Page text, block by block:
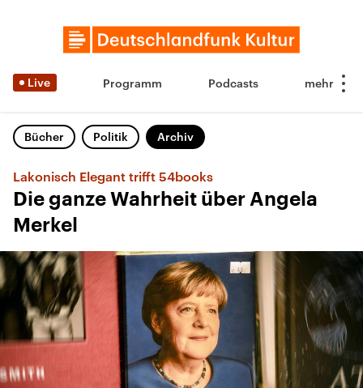
Live Programm Podcasts
Bücher Politik Archiv
Lakonisch Elegant trifft 54books
Die ganze Wahrheit über Angela
Merkel